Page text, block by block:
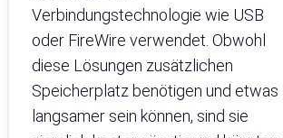
Verbindungstechnologie wie USB
oder FireWire verwendet. Obwohl
diese Lösungen zusätzlichen
Speicherplatz benötigen und etwas
langsamer sein können, sind sie